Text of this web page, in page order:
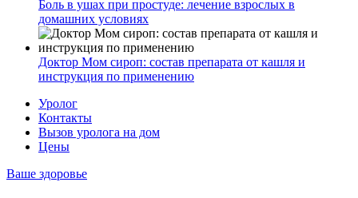
Боль в ушах при простуде: лечение взрослых в
домашних условиях
Доктор Мом сироп: состав препарата от кашля и
инструкция по применению
Уролог
Контакты
Вызов уролога на дом
Цены
Ваше здоровье